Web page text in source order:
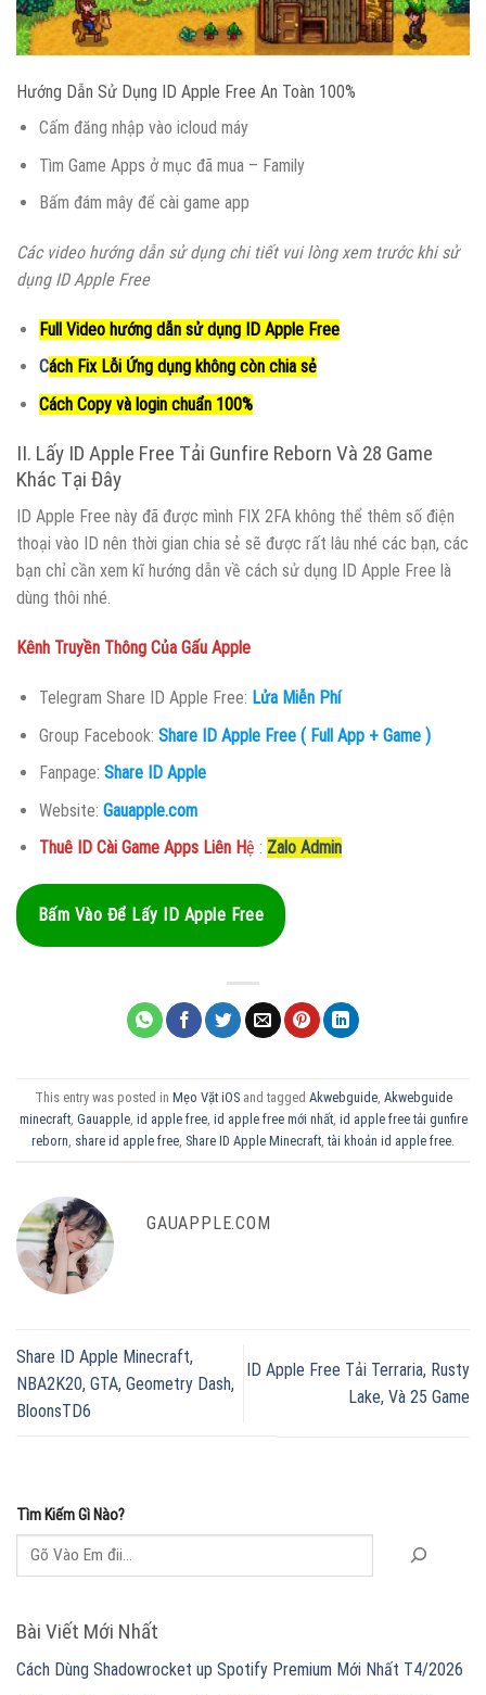
Hướng Dẫn Sử Dụng ID Apple Free An Toàn 100%
Cấm đăng nhập vào icloud máy
Tìm Game Apps ở mục đã mua – Family
Bấm đám mây để cài game app
Các video hướng dẫn sử dụng chi tiết vui lòng xem trước khi sử
dụng ID Apple Free
Full Video hướng dẫn sử dụng ID Apple Free
Cách Fix Lỗi Ứng dụng không còn chia sẻ
Cách Copy và login chuẩn 100%
II. Lấy ID Apple Free Tải Gunfire Reborn Và 28 Game
Khác Tại Đây
ID Apple Free này đã được mình FIX 2FA không thể thêm số điện
thoại vào ID nên thời gian chia sẻ sẽ được rất lâu nhé các bạn, các
bạn chỉ cần xem kĩ hướng dẫn về cách sử dụng ID Apple Free là
dùng thôi nhé.
Kênh Truyền Thông Của Gấu Apple
Telegram Share ID Apple Free: Lửa Miễn Phí
Group Facebook: Share ID Apple Free ( Full App + Game )
Fanpage: Share ID Apple
Website: Gauapple.com
Thuê ID Cài Game Apps Liên Hệ : Zalo Admin
Bấm Vào Để Lấy ID Apple Free
This entry was posted in Mẹo Vặt iOSand tagged Akwebguide, Akwebguide
minecraft, Gauapple, id apple free, id apple free mới nhất, id apple free tải gunfire
reborn share id apple free Share ID Apple Minecraft ,tài khoản id apple free
GAUAPPLE.COM
Share ID Apple Minecraft,
NBA2K20, GTA, Geometry Dash,
BloonsTD6
ID Apple Free Tải Terraria, Rusty
Lake, Và 25 Game
Tìm Kiếm Gì Nào?
Bài Viết Mới Nhất
Cách Dùng Shadowrocket up Spotify Premium Mới Nhất T4/2026